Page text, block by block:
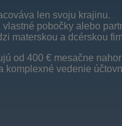
len svoju krajinu.
pobočky alebo
materskou a dcérskou
od 400 € mesačne
komplexné vedenie